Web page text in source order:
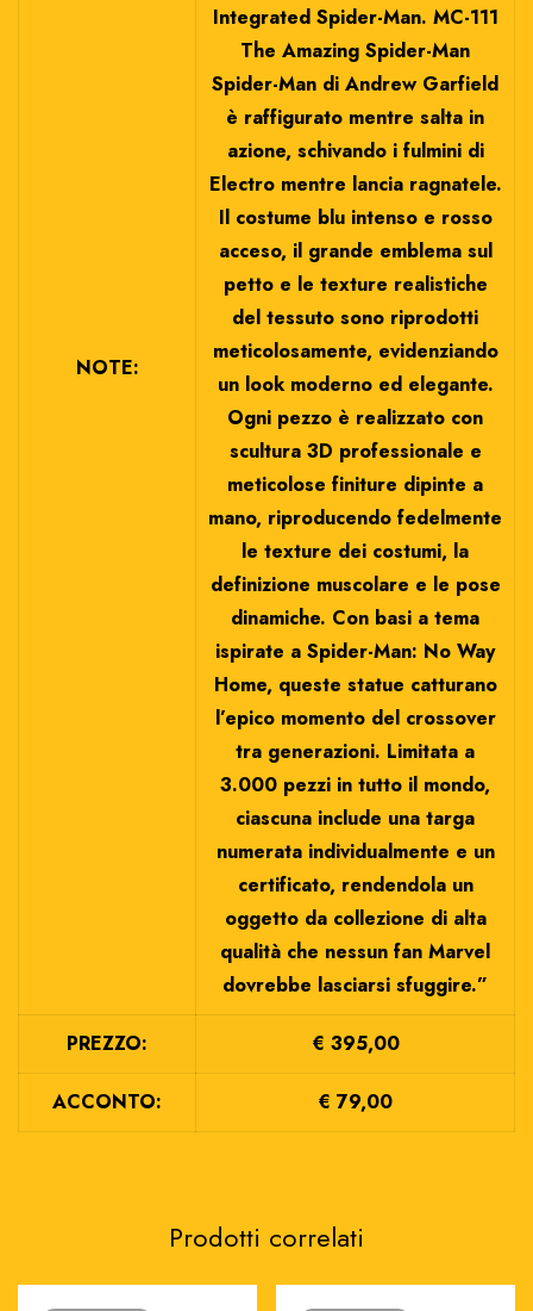
NOTE:
Integrated Spider-Man. MC-111
The Amazing Spider-Man
Spider-Man di Andrew Garfield
è raffigurato mentre salta in
azione, schivando i fulmini di
Electro mentre lancia ragnatele.
Il costume blu intenso e rosso
acceso, il grande emblema sul
petto e le texture realistiche
del tessuto sono riprodotti
meticolosamente, evidenziando
un look moderno ed elegante.
Ogni pezzo è realizzato con
scultura 3D professionale e
meticolose finiture dipinte a
mano, riproducendo fedelmente
le texture dei costumi, la
definizione muscolare e le pose
dinamiche. Con basi a tema
ispirate a Spider-Man: No Way
Home, queste statue catturano
l’epico momento del crossover
tra generazioni. Limitata a
3.000 pezzi in tutto il mondo,
ciascuna include una targa
numerata individualmente e un
certificato, rendendola un
oggetto da collezione di alta
qualità che nessun fan Marvel
dovrebbe lasciarsi sfuggire.”
PREZZO: € 395,00
ACCONTO: € 79,00
Prodotti correlati